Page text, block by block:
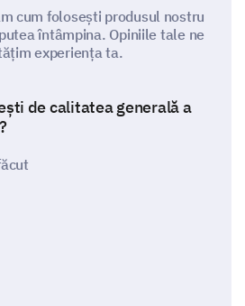
cum folosești produsul nostru
întâmpina. Opiniile tale ne
experiența ta.
de calitatea generală a